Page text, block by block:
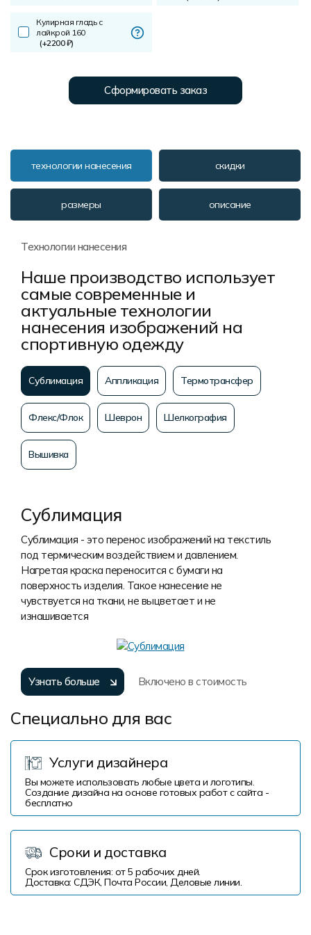
Кулирная гладь с
лайкрой 160
(+2200 ₽)
Сформировать заказ
технологии нанесения скидки
размеры описание
Технологии нанесения
Наше производство использует
самые современные и
актуальные технологии
нанесения изображений на
спортивную одежду
Сублимация Аппликация Термотрансфер
Флекс/Флок Шеврон Шелкография
Вышивка
Сублимация
Сублимация - это перенос изображений на текстиль
под термическим воздействием и давлением.
Нагретая краска переносится с бумаги на
поверхность изделия. Такое нанесение не
чувствуется на ткани, не выцветает и не
изнашивается
Узнать больше Включено в стоимость
Специально для вас
Услуги дизайнера
Вы можете использовать любые цвета и логотипы.
Создание дизайна на основе готовых работ с сайта -
бесплатно
Сроки и доставка
Срок изготовления: от 5 рабочих дней.
Доставка: СДЭК, Почта России, Деловые линии.